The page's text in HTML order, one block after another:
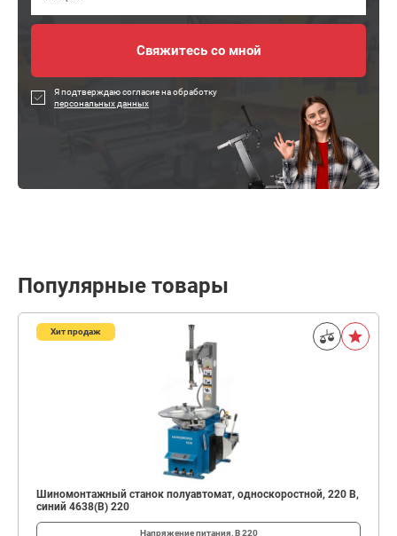
Я подтверждаю согласие на обработку
персональных данных
Популярные товары
Хит продаж
Шиномонтажный станок полуавтомат, односкоростной, 220 В,
синий 4638(B) 220
Напряжение питания, В220